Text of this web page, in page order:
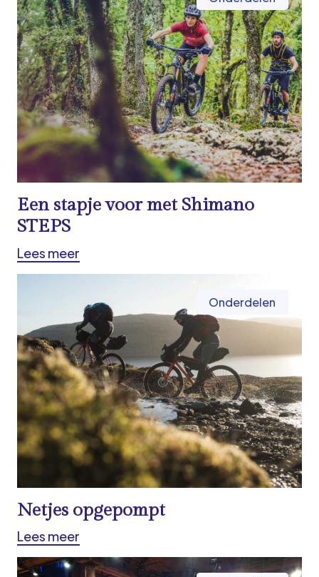
Een stapje voor met Shimano
STEPS
Lees meer
Onderdelen
Netjes opgepompt
Lees meer